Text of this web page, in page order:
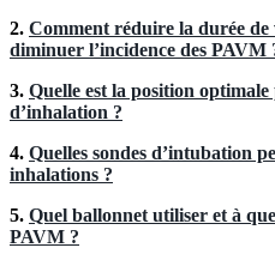
2. Comment réduire la durée
diminuer l’incidence des PAVM
3. Quelle est la position
d’inhalation ?
4. Quelles sondes d’intubation
inhalations ?
5. Quel ballonnet utiliser et à
PAVM ?